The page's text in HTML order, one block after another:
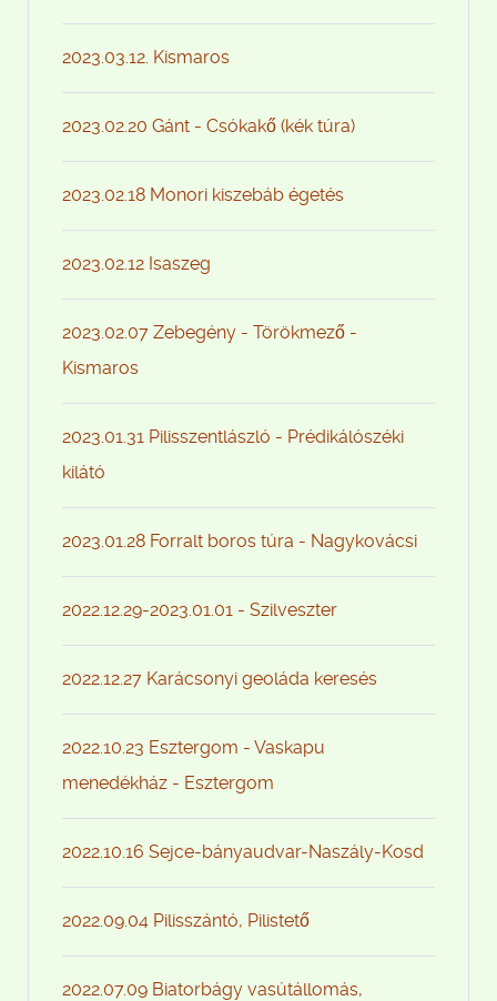
2023.03.12. Kismaros
2023.02.20 Gánt - Csókakő (kék túra)
2023.02.18 Monori kiszebáb égetés
2023.02.12 Isaszeg
2023.02.07 Zebegény - Törökmező -
Kismaros
2023.01.31 Pilisszentlászló - Prédikálószéki
kilátó
2023.01.28 Forralt boros túra - Nagykovácsi
2022.12.29-2023.01.01 - Szilveszter
2022.12.27 Karácsonyi geoláda keresés
2022.10.23 Esztergom - Vaskapu
menedékház - Esztergom
2022.10.16 Sejce-bányaudvar-Naszály-Kosd
2022.09.04 Pilisszántó, Pilistető
2022.07.09 Biatorbágy vasútállomás,